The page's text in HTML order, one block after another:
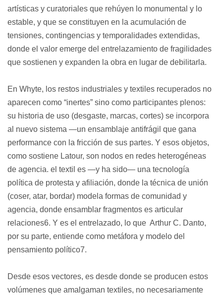
artísticas y curatoriales que rehúyen lo monumental y lo
estable, y que se constituyen en la acumulación de
tensiones, contingencias y temporalidades extendidas,
donde el valor emerge del entrelazamiento de fragilidades
que sostienen y expanden la obra en lugar de debilitarla.
En Whyte, los restos industriales y textiles recuperados no
aparecen como “inertes” sino como participantes plenos:
su historia de uso (desgaste, marcas, cortes) se incorpora
al nuevo sistema —un ensamblaje antifrágil que gana
performance con la fricción de sus partes. Y esos objetos,
como sostiene Latour, son nodos en redes heterogéneas
de agencia. el textil es —y ha sido— una tecnología
política de protesta y afiliación, donde la técnica de unión
(coser, atar, bordar) modela formas de comunidad y
agencia, donde ensamblar fragmentos es articular
relaciones6. Y es el entrelazado, lo que  Arthur C. Danto,
por su parte, entiende como metáfora y modelo del
pensamiento político7.
Desde esos vectores, es desde donde se producen estos
volúmenes que amalgaman textiles, no necesariamente